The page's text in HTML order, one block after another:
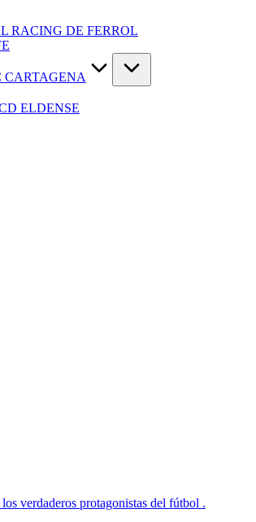
RACING DE FERROL
CARTAGENA
ELDENSE
verdaderos protagonistas del fútbol .